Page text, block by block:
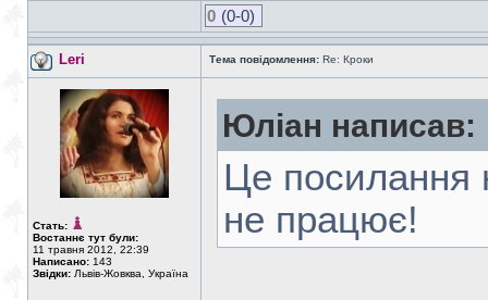
0 (0-0)
Leri Тема повідомлення: Re: Кроки
Стать:
Востаннє тут були:
11 травня 2012, 22:39
Написано: 143
Звідки: Львів-Жовква, Україна
Юліан написав:
Це посилання
не працює!